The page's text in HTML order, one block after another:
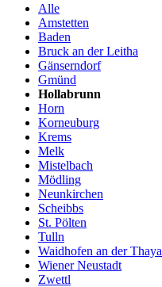
Alle
Amstetten
Baden
Bruck an der Leitha
Gänserndorf
Gmünd
Hollabrunn
Horn
Korneuburg
Krems
Melk
Mistelbach
Mödling
Neunkirchen
Scheibbs
St. Pölten
Tulln
Waidhofen an der Thaya
Wiener Neustadt
Zwettl